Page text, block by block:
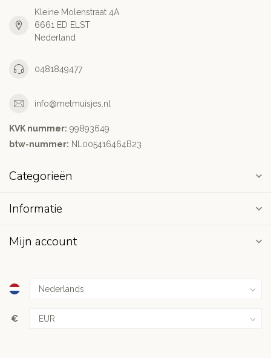
Kleine Molenstraat 4A
6661 ED ELST
Nederland
0481849477
info@metmuisjes.nl
KVK nummer: 99893649
btw-nummer: NL005416464B23
Categorieën
Informatie
Mijn account
€